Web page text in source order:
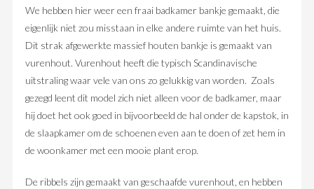
We hebben hier weer een fraai badkamer bankje gemaakt, die
eigenlijk niet zou misstaan in elke andere ruimte van het huis.
Dit strak afgewerkte massief houten bankje is gemaakt van
vurenhout. Vurenhout heeft die typisch Scandinavische
uitstraling waar vele van ons zo gelukkig van worden. Zoals
gezegd leent dit model zich niet alleen voor de badkamer, maar
hij doet het ook goed in bijvoorbeeld de hal onder de kapstok, in
de slaapkamer om de schoenen even aan te doen of zet hem in
de woonkamer met een mooie plant erop.
De ribbels zijn gemaakt van geschaafde vurenhout, en hebben